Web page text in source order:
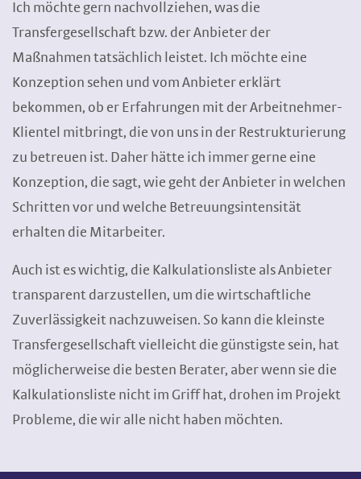
Ich möchte gern nachvollziehen, was die
Transfergesellschaft bzw. der Anbieter der
Maßnahmen tatsächlich leistet. Ich möchte eine
Konzeption sehen und vom Anbieter erklärt
bekommen, ob er Erfahrungen mit der Arbeitnehmer-
Klientel mitbringt, die von uns in der Restrukturierung
zu betreuen ist. Daher hätte ich immer gerne eine
Konzeption, die sagt, wie geht der Anbieter in welchen
Schritten vor und welche Betreuungsintensität
erhalten die Mitarbeiter.
Auch ist es wichtig, die Kalkulationsliste als Anbieter
transparent darzustellen, um die wirtschaftliche
Zuverlässigkeit nachzuweisen. So kann die kleinste
Transfergesellschaft vielleicht die günstigste sein, hat
möglicherweise die besten Berater, aber wenn sie die
Kalkulationsliste nicht im Griff hat, drohen im Projekt
Probleme, die wir alle nicht haben möchten.